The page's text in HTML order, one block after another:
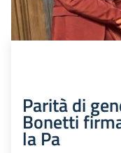
Parità di
Bonetti
la Pa